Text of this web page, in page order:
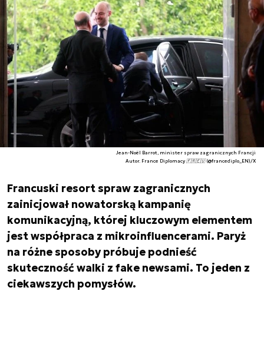
Jean-Noël Barrot, minister spraw zagranicznych Francji
Autor. France Diplomacy 🇫🇷🇪🇺 (@francediplo_EN)/X
Francuski resort spraw zagranicznych
zainicjował nowatorską kampanię
komunikacyjną, której kluczowym elementem
jest współpraca z mikroinfluencerami. Paryż
na różne sposoby próbuje podnieść
skuteczność walki z fake newsami. To jeden z
ciekawszych pomysłów.